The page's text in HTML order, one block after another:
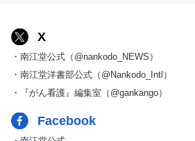
X
・南江堂公式（@nankodo_NEWS）
・南江堂洋書部公式（@Nankodo_Intl）
・『がん看護』編集室（@gankango）
Facebook